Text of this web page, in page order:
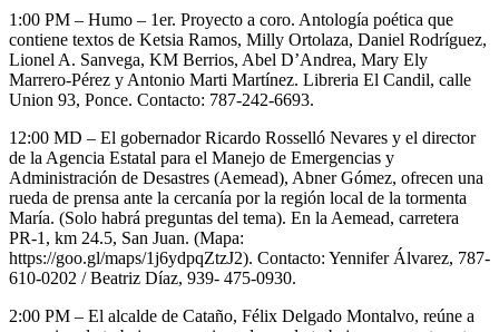
1:00 PM – Humo – 1er. Proyecto a coro. Antología poética que
contiene textos de Ketsia Ramos, Milly Ortolaza, Daniel Rodríguez,
Lionel A. Sanvega, KM Berrios, Abel D’Andrea, Mary Ely
Marrero-Pérez y Antonio Marti Martínez. Libreria El Candil, calle
Union 93, Ponce. Contacto: 787-242-6693.
12:00 MD – El gobernador Ricardo Rosselló Nevares y el director
de la Agencia Estatal para el Manejo de Emergencias y
Administración de Desastres (Aemead), Abner Gómez, ofrecen una
rueda de prensa ante la cercanía por la región local de la tormenta
María. (Solo habrá preguntas del tema). En la Aemead, carretera
PR-1, km 24.5, San Juan. (Mapa:
https://goo.gl/maps/1j6ydpqZtzJ2). Contacto: Yennifer Álvarez, 787-
610-0202 / Beatriz Díaz, 939- 475-0930.
2:00 PM – El alcalde de Cataño, Félix Delgado Montalvo, reúne a